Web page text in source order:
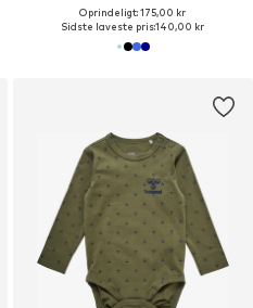
Oprindeligt: 175,00 kr
Sidste laveste pris:140,00 kr